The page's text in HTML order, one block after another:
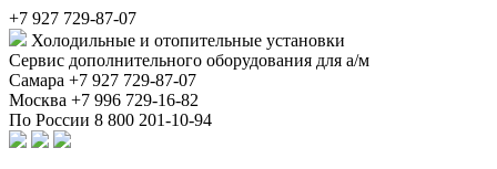
+7 927 729-87-07
Холодильные и отопительные установки
Сервис дополнительного оборудования для а/м
Самара +7 927 729-87-07
Москва +7 996 729-16-82
По России 8 800 201-10-94